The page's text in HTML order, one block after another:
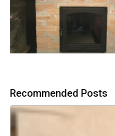
Recommended Posts